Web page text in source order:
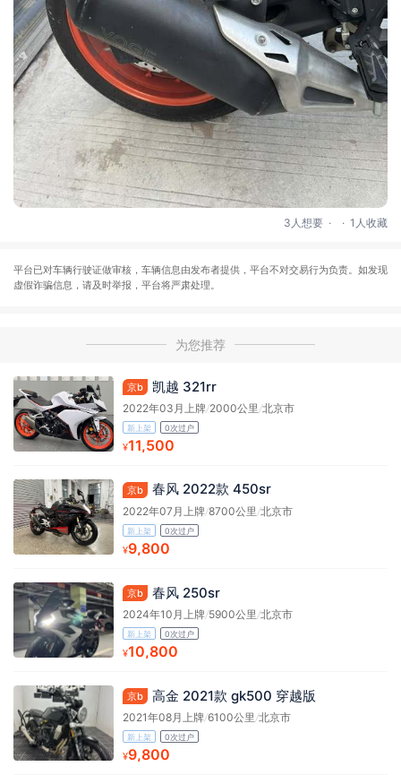
3人想要 . . 1人收藏
平台已对车辆行驶证做审核，车辆信息由发布者提供，平台不对交易行为负责。如发现
虚假诈骗信息，请及时举报，平台将严肃处理。
为您推荐
京b 凯越 321rr
2022年03月上牌/2000公里 /北京市
新上架 0次过户
¥11,500
京b 春风 2022款 450sr
2022年07月上牌/8700公里 /北京市
新上架 0次过户
¥9,800
京b 春风 250sr
2024年10月上牌/5900公里 /北京市
新上架 0次过户
¥10,800
京b 高金 2021款 gk500 穿越版
2021年08月上牌/6100公里 /北京市
新上架 0次过户
¥9,800